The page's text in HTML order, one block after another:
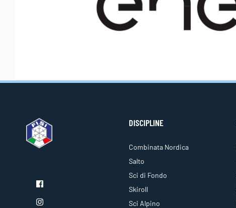
DISCIPLINE
Combinata Nordica
Salto
Sci di Fondo
Skiroll
Sci Alpino